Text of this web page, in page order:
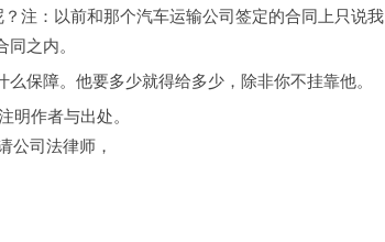
注：以前和那个汽车运输公司签定的合同上只说我
之内。
保障。他要多少就得给多少，除非你不挂靠他。
明作者与出处。
公司法律师，